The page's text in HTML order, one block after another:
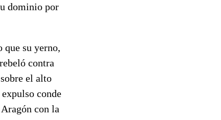
dominio por
que su yerno,
contra
el alto
conde
con la